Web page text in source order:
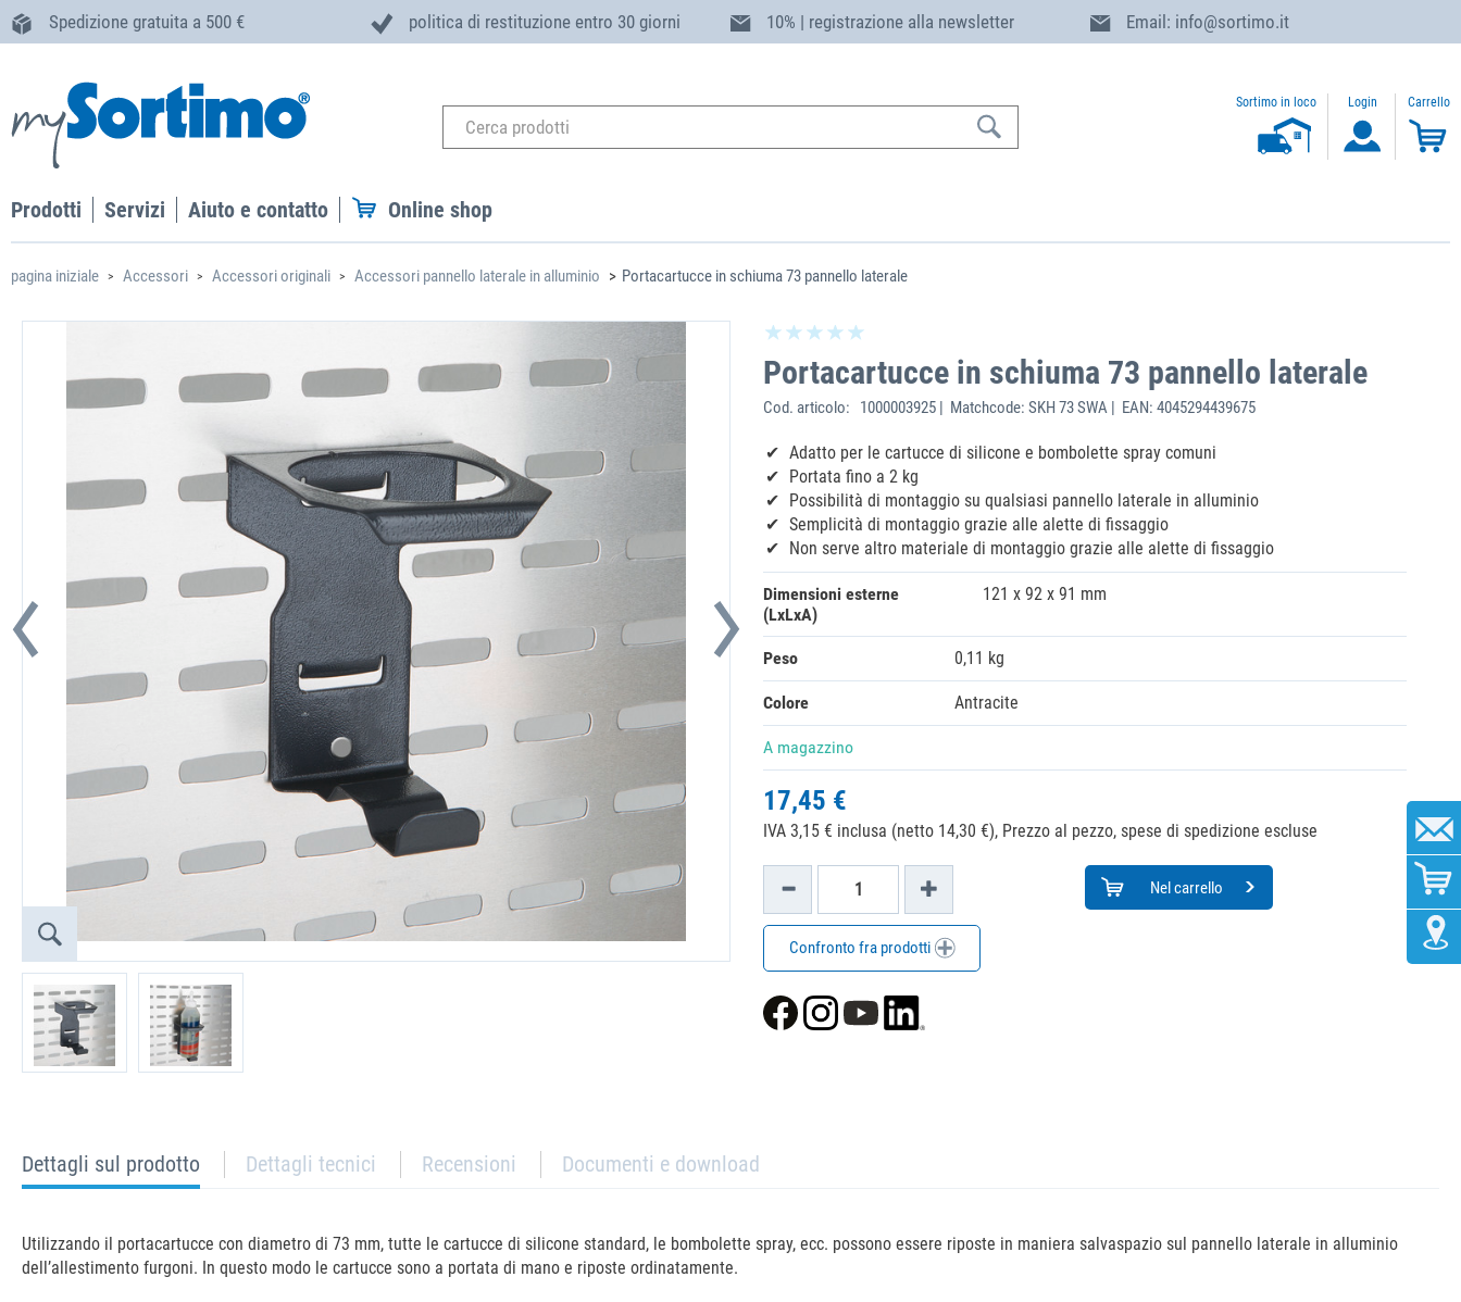
Spedizione gratuita a 500 € politica di restituzione entro 30 giorni 10% | registrazione alla newsletter Email: info@sortimo.it
Sortimo in loco Login Carrello
Prodotti Servizi Aiuto e contatto Online shop
pagina iniziale Accessori Accessori originali Accessori pannello laterale in alluminio Portacartucce in schiuma 73 pannello laterale
Portacartucce in schiuma 73 pannello laterale
Cod. articolo: 1000003925 | Matchcode: SKH 73 SWA | EAN: 4045294439675
Adatto per le cartucce di silicone e bombolette spray comuni
Portata fino a 2 kg
Possibilità di montaggio su qualsiasi pannello laterale in alluminio
Semplicità di montaggio grazie alle alette di fissaggio
Non serve altro materiale di montaggio grazie alle alette di fissaggio
Dimensioni esterne
(LxLxA)
121 x 92 x 91 mm
Peso 0,11 kg
Colore Antracite
A magazzino
17,45 €
IVA 3,15 € inclusa (netto 14,30 €), Prezzo al pezzo, spese di spedizione escluse
Nel carrello
Confronto fra prodotti
current
tab:
Dettagli sul prodotto Dettagli tecnici Recensioni Documenti e download
Utilizzando il portacartucce con diametro di 73 mm, tutte le cartucce di silicone standard, le bombolette spray, ecc. possono essere riposte in maniera salvaspazio sul pannello laterale in alluminio
dell’allestimento furgoni. In questo modo le cartucce sono a portata di mano e riposte ordinatamente.